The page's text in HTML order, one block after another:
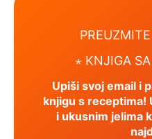
⋆ KNJIGA
Upiši svoj email i
knjigu s receptima!
i ukusnim jelima